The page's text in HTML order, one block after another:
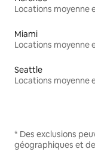
Miami
Seattle
* Des exclusions
géographiques et